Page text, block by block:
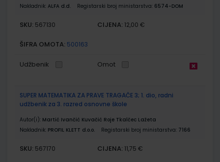
Nakladnik: ALFA d.d. Registarski broj ministarstva: 6574-DOM
SKU: 567130 CIJENA: 12,00 €
ŠIFRA OMOTA: 500163
Udžbenik Omot
SUPER MATEMATIKA ZA PRAVE TRAGAČE 3; 1. dio, radni
udžbenik za 3. razred osnovne škole
Autor(i): Martić Ivančić Kuvačić Roje Tkalčec Lažeta
Nakladnik: PROFIL KLETT d.o.o. Registarski broj ministarstva: 7166
SKU: 567170 CIJENA: 11,75 €